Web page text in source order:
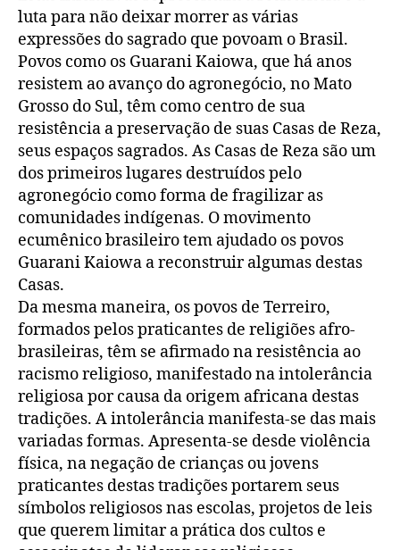
luta para não deixar morrer as várias
expressões do sagrado que povoam o Brasil.
Povos como os Guarani Kaiowa, que há anos
resistem ao avanço do agronegócio, no Mato
Grosso do Sul, têm como centro de sua
resistência a preservação de suas Casas de Reza,
seus espaços sagrados. As Casas de Reza são um
dos primeiros lugares destruídos pelo
agronegócio como forma de fragilizar as
comunidades indígenas. O movimento
ecumênico brasileiro tem ajudado os povos
Guarani Kaiowa a reconstruir algumas destas
Casas.
Da mesma maneira, os povos de Terreiro,
formados pelos praticantes de religiões afro-
brasileiras, têm se afirmado na resistência ao
racismo religioso, manifestado na intolerância
religiosa por causa da origem africana destas
tradições. A intolerância manifesta-se das mais
variadas formas. Apresenta-se desde violência
física, na negação de crianças ou jovens
praticantes destas tradições portarem seus
símbolos religiosos nas escolas, projetos de leis
que querem limitar a prática dos cultos e